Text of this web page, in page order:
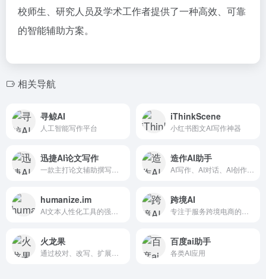
校师生、研究人员及学术工作者提供了一种高效、可靠
的智能辅助方案。
相关导航
寻鲸AI
人工智能写作平台
iThinkScene
小红书图文AI写作神器
迅捷AI论文写作 造作AI助手
humanize.im 跨境AI
火龙果 百度ai助手
各类AI应用